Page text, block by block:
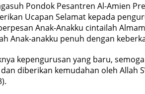
Pondok Pesantren Al-Amien
Ucapan Selamat kepada
Anak-Anakku cintailah
Anak-anakku penuh dengan
kepengurusan yang baru,
diberikan kemudahan oleh Allah